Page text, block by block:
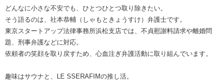
どんなに小さな不安でも、ひとつひとつ取り除きたい。
そう語るのは、社本恭輔（しゃもときょうすけ）弁護士です。
東京スタートアップ法律事務所浜松支店では、不貞慰謝料請求や離婚問
題、刑事弁護などに対応。
依頼者の笑顔を取り戻すため、心血注ぎ弁護活動に取り組んでいます。
趣味はサウナと、LE SSERAFIMの推し活。